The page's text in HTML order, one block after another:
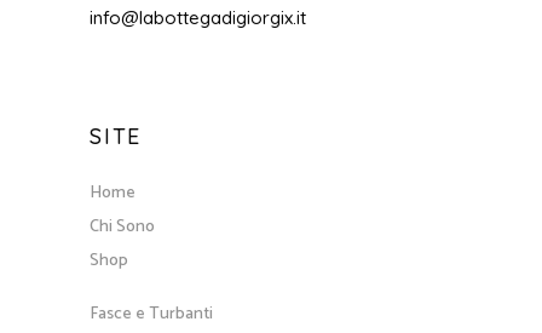
info@labottegadigiorgix.it
SITE
Home
Chi Sono
Shop
Fasce e Turbanti